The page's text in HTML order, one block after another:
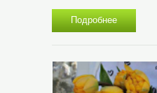
Подробнее